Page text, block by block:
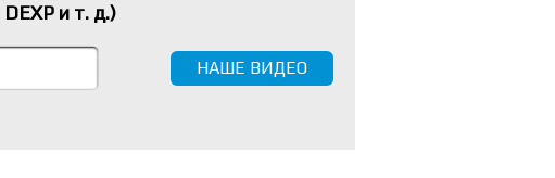
и т. д.)
НАШЕ ВИДЕО